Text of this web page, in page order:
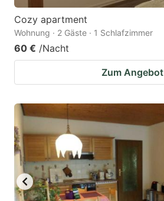
Cozy apartment
Wohnung · 2 Gäste · 1 Schlafzimmer
60 € /Nacht
Zum Angebot